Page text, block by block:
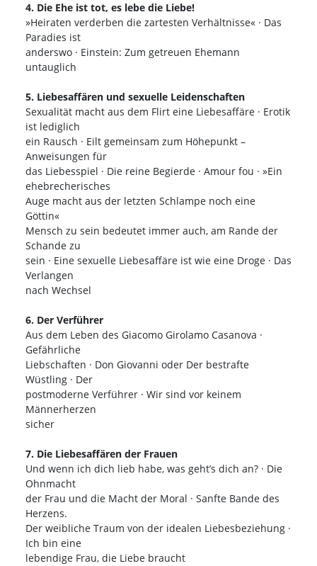
4. Die Ehe ist tot, es lebe die Liebe!
»Heiraten verderben die zartesten Verhältnisse« · Das
Paradies ist
anderswo · Einstein: Zum getreuen Ehemann
untauglich
5. Liebesaffären und sexuelle Leidenschaften
Sexualität macht aus dem Flirt eine Liebesaffäre · Erotik
ist lediglich
ein Rausch · Eilt gemeinsam zum Höhepunkt –
Anweisungen für
das Liebesspiel · Die reine Begierde · Amour fou · »Ein
ehebrecherisches
Auge macht aus der letzten Schlampe noch eine
Göttin«
Mensch zu sein bedeutet immer auch, am Rande der
Schande zu
sein · Eine sexuelle Liebesaffäre ist wie eine Droge · Das
Verlangen
nach Wechsel
6. Der Verführer
Aus dem Leben des Giacomo Girolamo Casanova ·
Gefährliche
Liebschaften · Don Giovanni oder Der bestrafte
Wüstling · Der
postmoderne Verführer · Wir sind vor keinem
Männerherzen
sicher
7. Die Liebesaffären der Frauen
Und wenn ich dich lieb habe, was geht’s dich an? · Die
Ohnmacht
der Frau und die Macht der Moral · Sanfte Bande des
Herzens.
Der weibliche Traum von der idealen Liebesbeziehung ·
Ich bin eine
lebendige Frau, die Liebe braucht